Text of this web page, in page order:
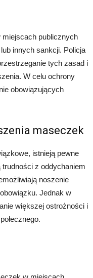
publicznych
innych sankcji. Policja
tych zasad i
W celu ochrony
obowiązujących
maseczek
istnieją pewne
trudności z oddychaniem
noszenie
Jednak w
większej ostrożności i